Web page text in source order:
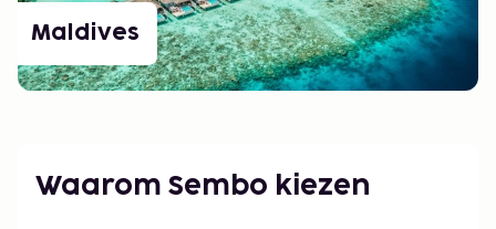
Maldives
Waarom Sembo kiezen